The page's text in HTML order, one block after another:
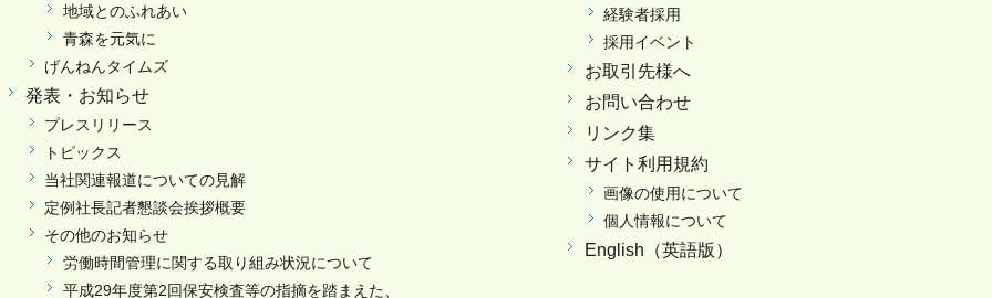
地域とのふれあい
青森を元気に
げんねんタイムズ
発表・お知らせ
プレスリリース
トピックス
当社関連報道についての見解
定例社長記者懇談会挨拶概要
その他のお知らせ
労働時間管理に関する取り組み状況について
平成29年度第2回保安検査等の指摘を踏まえた、
経験者採用
採用イベント
お取引先様へ
お問い合わせ
リンク集
サイト利用規約
画像の使用について
個人情報について
English（英語版）